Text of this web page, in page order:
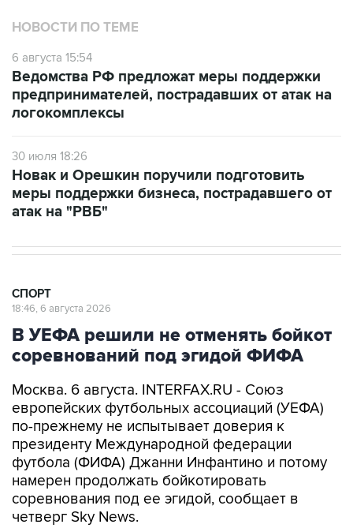
НОВОСТИ ПО ТЕМЕ
6 августа 15:54
Ведомства РФ предложат меры поддержки
предпринимателей, пострадавших от атак на
логокомплексы
30 июля 18:26
Новак и Орешкин поручили подготовить
меры поддержки бизнеса, пострадавшего от
атак на "РВБ"
СПОРТ
18:46, 6 августа 2026
В УЕФА решили не отменять бойкот
соревнований под эгидой ФИФА
Москва. 6 августа. INTERFAX.RU - Союз
европейских футбольных ассоциаций (УЕФА)
по-прежнему не испытывает доверия к
президенту Международной федерации
футбола (ФИФА) Джанни Инфантино и потому
намерен продолжать бойкотировать
соревнования под ее эгидой, сообщает в
четверг Sky News.